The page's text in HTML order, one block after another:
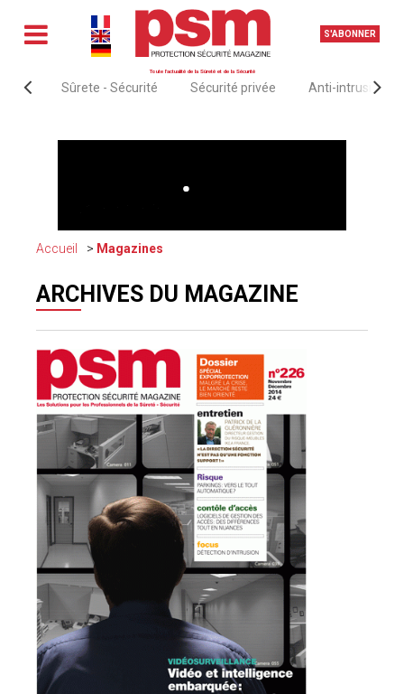
S'ABONNER
Toute l'actualité de la Sûreté et de la Sécurité
Sûrete - Sécurité Sécurité privée Anti-intrusion &
Accueil Magazines
ARCHIVES DU MAGAZINE